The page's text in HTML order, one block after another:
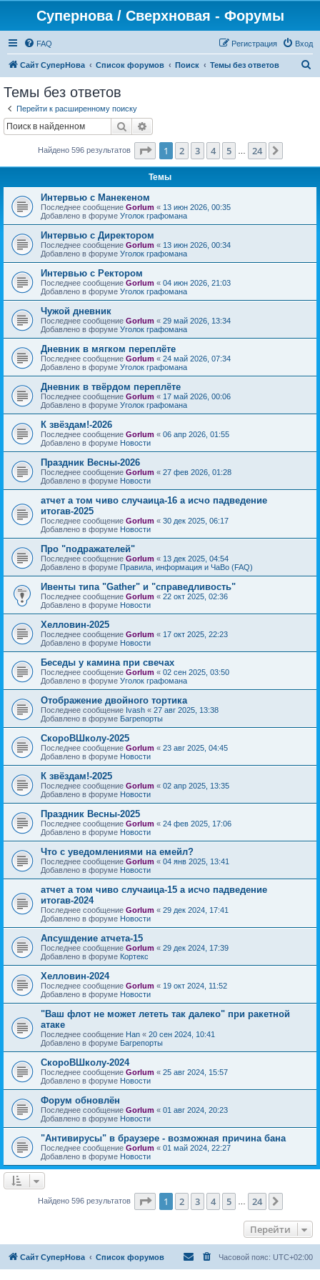
Супернова / Сверхновая - Форумы
FAQ Вход
Регистрация
Сайт СуперНова Список форумов Поиск Темы без ответов
Темы без ответов
Перейти к расширенному поиску
Поиск
Найдено 596 результатов Страница из 24
1 2 3 4 5 24
Темы
Интервью с Манекеном
Последнее сообщение Gorlum « 13 июн 2026, 00:35
Добавлено в форуме Уголок графомана
Интервью с Директором
Последнее сообщение Gorlum « 13 июн 2026, 00:34
Добавлено в форуме Уголок графомана
Интервью с Ректором
Последнее сообщение Gorlum « 04 июн 2026, 21:03
Добавлено в форуме Уголок графомана
Чужой дневник
Последнее сообщение Gorlum « 29 май 2026, 13:34
Добавлено в форуме Уголок графомана
Дневник в мягком переплёте
Последнее сообщение Gorlum « 24 май 2026, 07:34
Добавлено в форуме Уголок графомана
Дневник в твёрдом переплёте
Последнее сообщение Gorlum « 17 май 2026, 00:06
Добавлено в форуме Уголок графомана
К звёздам!-2026
Последнее сообщение Gorlum « 06 апр 2026, 01:55
Добавлено в форуме Новости
Праздник Весны-2026
Последнее сообщение Gorlum « 27 фев 2026, 01:28
Добавлено в форуме Новости
атчет а том чиво случаица-16 а исчо падведение
итогав-2025
Последнее сообщение Gorlum « 30 дек 2025, 06:17
Добавлено в форуме Новости
Про "подражателей"
Последнее сообщение Gorlum « 13 дек 2025, 04:54
Добавлено в форуме Правила, информация и ЧаВо (FAQ)
Ивенты типа "Gather" и "справедливость"
Последнее сообщение Gorlum « 22 окт 2025, 02:36
Добавлено в форуме Новости
Хелловин-2025
Последнее сообщение Gorlum « 17 окт 2025, 22:23
Добавлено в форуме Новости
Беседы у камина при свечах
Последнее сообщение Gorlum « 02 сен 2025, 03:50
Добавлено в форуме Уголок графомана
Отображение двойного тортика
Последнее сообщение Ivash « 27 авг 2025, 13:38
Добавлено в форуме Багрепорты
СкороВШколу-2025
Последнее сообщение Gorlum « 23 авг 2025, 04:45
Добавлено в форуме Новости
К звёздам!-2025
Последнее сообщение Gorlum « 02 апр 2025, 13:35
Добавлено в форуме Новости
Праздник Весны-2025
Последнее сообщение Gorlum « 24 фев 2025, 17:06
Добавлено в форуме Новости
Что с уведомлениями на емейл?
Последнее сообщение Gorlum « 04 янв 2025, 13:41
Добавлено в форуме Новости
атчет а том чиво случаица-15 а исчо падведение
итогав-2024
Последнее сообщение Gorlum « 29 дек 2024, 17:41
Добавлено в форуме Новости
Апсушдение атчета-15
Последнее сообщение Gorlum « 29 дек 2024, 17:39
Добавлено в форуме Кортекс
Хелловин-2024
Последнее сообщение Gorlum « 19 окт 2024, 11:52
Добавлено в форуме Новости
"Ваш флот не может лететь так далеко" при ракетной
атаке
Последнее сообщение Han « 20 сен 2024, 10:41
Добавлено в форуме Багрепорты
СкороВШколу-2024
Последнее сообщение Gorlum « 25 авг 2024, 15:57
Добавлено в форуме Новости
Форум обновлён
Последнее сообщение Gorlum « 01 авг 2024, 20:23
Добавлено в форуме Новости
"Антивирусы" в браузере - возможная причина бана
Последнее сообщение Gorlum « 01 май 2024, 22:27
Добавлено в форуме Новости
Найдено 596 результатов Страница из 24
1 2 3 4 5 24
Перейти
Сайт СуперНова Список форумов Часовой пояс: UTC+02:00